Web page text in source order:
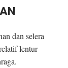
dan selera
lentur